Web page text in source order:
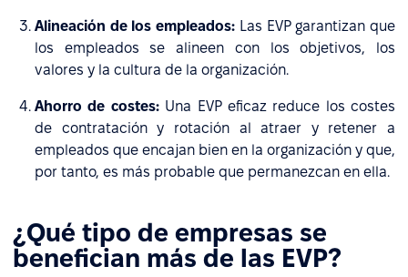
Alineación de los empleados: Las EVP garantizan que
los empleados se alineen con los objetivos, los
valores y la cultura de la organización.
Ahorro de costes:Una EVP eficaz reduce los costes
de contratación y rotación al atraer y retener a
empleados que encajan bien en la organización y que,
por tanto, es más probable que permanezcan en ella.
¿Qué tipo de empresas se
benefician más de las EVP?